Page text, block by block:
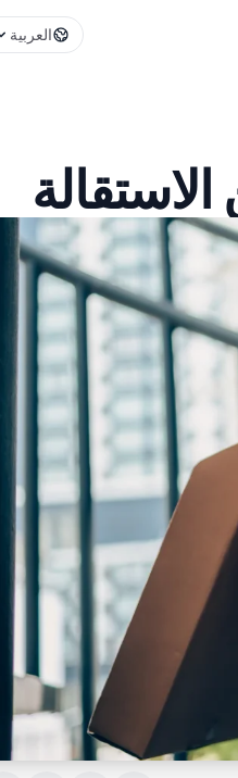
العربية